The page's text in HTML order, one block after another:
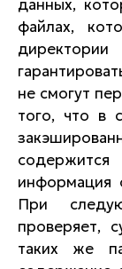
данных,
файлах,
не смогут
того, что в
информация
При
проверяет,
таких же